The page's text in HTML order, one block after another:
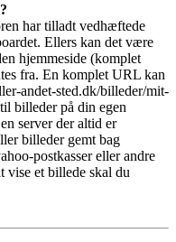
har tilladt vedhæftede
Ellers kan det være
hjemmeside (komplet
fra. En komplet URL kan
andet-sted.dk/billeder/mit-
billeder på din egen
server der altid er
billeder gemt bag
postkasser eller andre
vise et billede skal du